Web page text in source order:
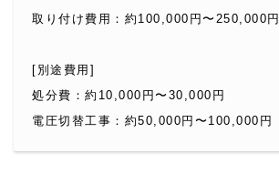
取り付け費用：約100,000円〜250,000円
[別途費用]
処分費：約10,000円〜30,000円
電圧切替工事：約50,000円〜100,000円